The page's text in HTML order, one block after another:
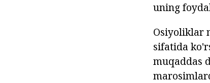
uning
Osiyoliklar
sifatida
muqaddas